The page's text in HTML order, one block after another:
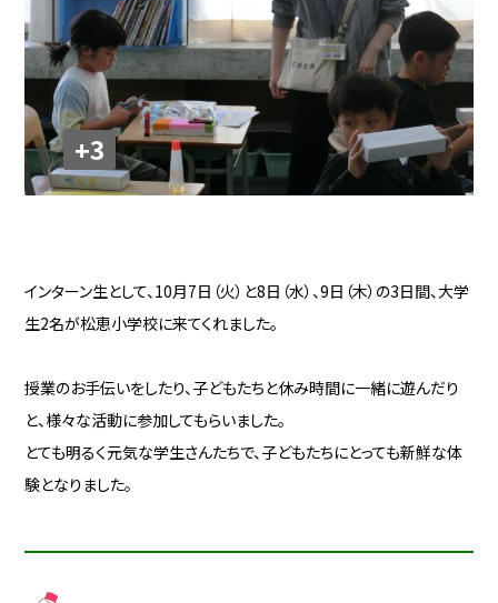
+3
インターン生として、10月7日（火）と8日（水）、9日（木）の3日間、大学
生2名が松恵小学校に来てくれました。
授業のお手伝いをしたり、子どもたちと休み時間に一緒に遊んだり
と、様々な活動に参加してもらいました。
とても明るく元気な学生さんたちで、子どもたちにとっても新鮮な体
験となりました。